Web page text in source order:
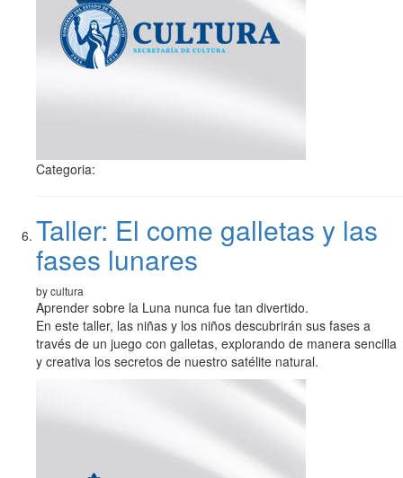
Categoria:
Taller: El come galletas y las
fases lunares
by cultura
Aprender sobre la Luna nunca fue tan divertido.
En este taller, las niñas y los niños descubrirán sus fases a
través de un juego con galletas, explorando de manera sencilla
y creativa los secretos de nuestro satélite natural.